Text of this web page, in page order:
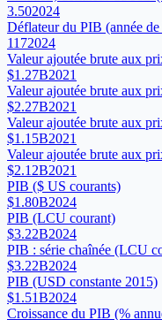
3.502024
Déflateur du PIB (année
1172024
Valeur ajoutée brute aux
$1.27B2021
Valeur ajoutée brute aux
$2.27B2021
Valeur ajoutée brute aux
$1.15B2021
Valeur ajoutée brute aux
$2.12B2021
PIB ($ US courants)
$1.80B2024
PIB (LCU courant)
$3.22B2024
PIB : série chaînée (LCU
$3.22B2024
PIB (USD constante 2015)
$1.51B2024
Croissance du PIB (%